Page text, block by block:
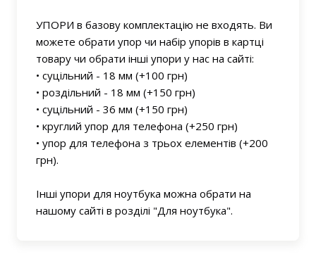
УПОРИ в базову комплектацію не входять. Ви
можете обрати упор чи набір упорів в картці
товару чи обрати інші упори у нас на сайті:
• суцільний - 18 мм (+100 грн)
• роздільний - 18 мм (+150 грн)
• суцільний - 36 мм (+150 грн)
• круглий упор для телефона (+250 грн)
• упор для телефона з трьох елементів (+200
грн).
Інші упори для ноутбука можна обрати на
нашому сайті в розділі "Для ноутбука".